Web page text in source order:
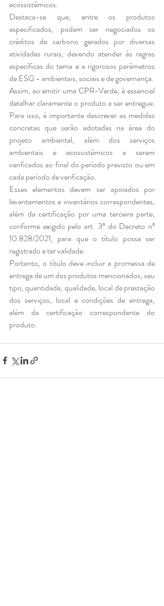
ecossistêmicos.
Destaca-se que, entre os produtos
especificados, podem ser negociados os
créditos de carbono gerados por diversas
atividades rurais, devendo atender às regras
específicas do tema e a rigorosos parâmetros
de ESG - ambientais, sociais e de governança.
Assim, ao emitir uma CPR-Verde, é essencial
detalhar claramente o produto a ser entregue.
Para isso, é importante descrever as medidas
concretas que serão adotadas na área do
projeto ambiental, além dos serviços
ambientais e ecossistêmicos a serem
verificados ao final do período previsto ou em
cada período de verificação.
Esses elementos devem ser apoiados por
levantamentos e inventários correspondentes,
além da certificação por uma terceira parte,
conforme exigido pelo art. 3º do Decreto nº
10.828/2021, para que o título possa ser
registrado e ter validade.
Portanto, o título deve incluir a promessa de
entrega de um dos produtos mencionados, seu
tipo, quantidade, qualidade, local de prestação
dos serviços, local e condições de entrega,
além da certificação correspondente do
produto.